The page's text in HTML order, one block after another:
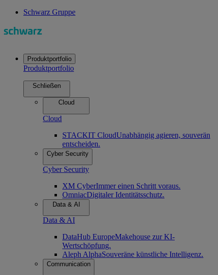
Schwarz Gruppe
Produktportfolio
Produktportfolio
Schließen
Cloud
Cloud
STACKIT CloudUnabhängig agieren, souverän
entscheiden.
Cyber Security
Cyber Security
XM CyberImmer einen Schritt voraus.
OmniacDigitaler Identitätsschutz.
Data & AI
Data & AI
DataHub EuropeMakehouse zur KI-
Wertschöpfung.
Aleph AlphaSouveräne künstliche Intelligenz.
Communication